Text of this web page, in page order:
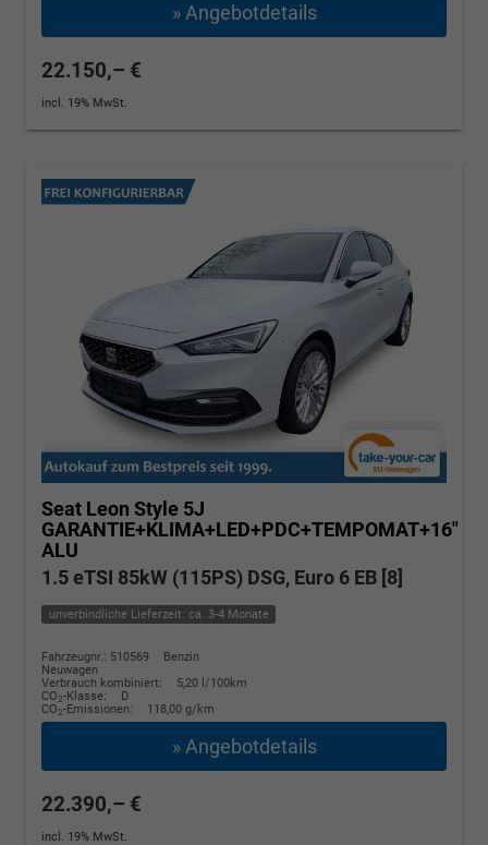
» Angebotdetails
22.150,– €
incl. 19% MwSt.
Seat Leon Style 5J
GARANTIE+KLIMA+LED+PDC+TEMPOMAT+16"
ALU
1.5 eTSI 85kW (115PS) DSG, Euro 6 EB [8]
unverbindliche Lieferzeit: ca. 3-4 Monate
Fahrzeugnr.: 510569
Benzin
Neuwagen
Verbrauch kombiniert:
5,20 l/100km
CO2-Klasse:
D
CO2-Emissionen: 118,00 g/km
» Angebotdetails
22.390,– €
incl. 19% MwSt.